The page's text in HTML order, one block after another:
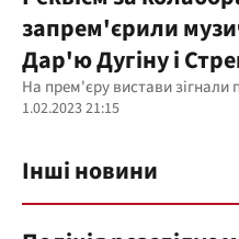
запрем'єрили
Дар'ю Дугіну і
На прем'єру вистави зігнали
1.02.2023 21:15
Інші новини